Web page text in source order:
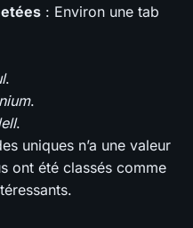
: Environ une tab
.
.
.
uniques n’a une valeur
ont été classés comme